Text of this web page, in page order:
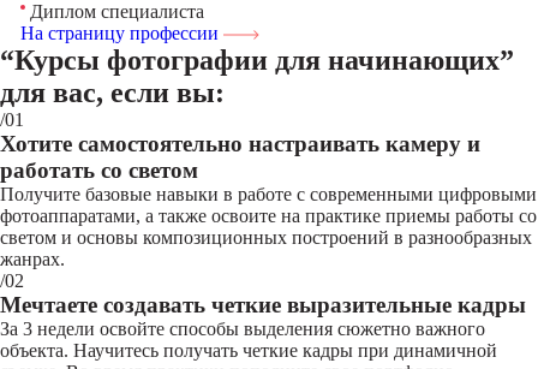
Диплом специалиста
На страницу профессии
“Курсы фотографии для начинающих”
для вас, если вы:
/01
Хотите самостоятельно настраивать камеру и
работать со светом
Получите базовые навыки в работе с современными цифровыми
фотоаппаратами, а также освоите на практике приемы работы со
светом и основы композиционных построений в разнообразных
жанрах.
/02
Мечтаете создавать четкие выразительные кадры
За 3 недели освойте способы выделения сюжетно важного
объекта. Научитесь получать четкие кадры при динамичной